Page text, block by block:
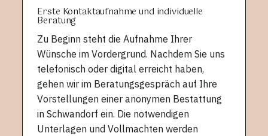
Erste Kontaktaufnahme und individuelle
Beratung
Zu Beginn steht die Aufnahme Ihrer
Wünsche im Vordergrund. Nachdem Sie uns
telefonisch oder digital erreicht haben,
gehen wir im Beratungsgespräch auf Ihre
Vorstellungen einer anonymen Bestattung
in Schwandorf ein. Die notwendigen
Unterlagen und Vollmachten werden